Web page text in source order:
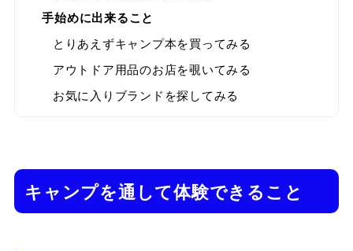
手始めに出来ること
とりあえずキャンプ本を買ってみる
アウトドア用品のお店を覗いてみる
お気に入りブランドを探してみる
キャンプを通して体験できること